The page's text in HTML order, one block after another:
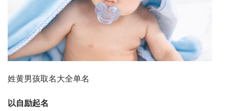
姓黄男孩取名大全单名
以自励起名